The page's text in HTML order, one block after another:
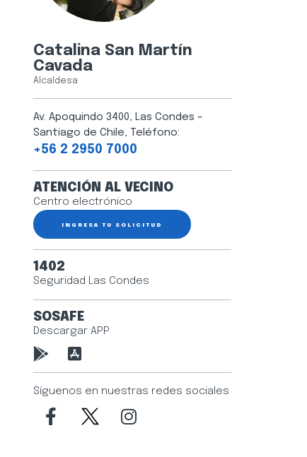
Catalina San Martín
Cavada
Alcaldesa
Av. Apoquindo 3400, Las Condes –
Santiago de Chile, Teléfono:
+56 2 2950 7000
ATENCIÓN AL VECINO
Centro electrónico
INGRESA TU SOLICITUD
1402
Seguridad Las Condes
SOSAFE
Descargar APP
Síguenos en nuestras redes sociales